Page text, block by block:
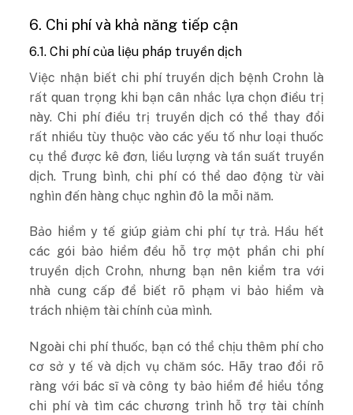
6. Chi phí và khả năng tiếp cận
6.1. Chi phí của liệu pháp truyền dịch
Việc nhận biết chi phí truyền dịch bệnh Crohn là
rất quan trọng khi bạn cân nhắc lựa chọn điều trị
này. Chi phí điều trị truyền dịch có thể thay đổi
rất nhiều tùy thuộc vào các yếu tố như loại thuốc
cụ thể được kê đơn, liều lượng và tần suất truyền
dịch. Trung bình, chi phí có thể dao động từ vài
nghìn đến hàng chục nghìn đô la mỗi năm.
Bảo hiểm y tế giúp giảm chi phí tự trả. Hầu hết
các gói bảo hiểm đều hỗ trợ một phần chi phí
truyền dịch Crohn, nhưng bạn nên kiểm tra với
nhà cung cấp để biết rõ phạm vi bảo hiểm và
trách nhiệm tài chính của mình.
Ngoài chi phí thuốc, bạn có thể chịu thêm phí cho
cơ sở y tế và dịch vụ chăm sóc. Hãy trao đổi rõ
ràng với bác sĩ và công ty bảo hiểm để hiểu tổng
chi phí và tìm các chương trình hỗ trợ tài chính